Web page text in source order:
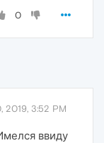
0
2019, 3:52 PM
ввиду